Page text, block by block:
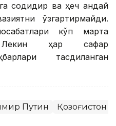
содиқдир ва ҳеч қандай
ўзгартирмайди.
кўп марта
ҳар сафар
тасдиқланган
Путин Қозоғистон